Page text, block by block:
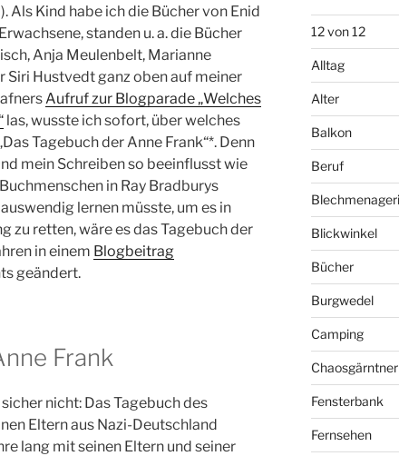
Als Kind habe ich die Bücher von Enid
standen u. a. die Bücher
Anja Meulenbelt, Marianne
Siri Hustvedt ganz oben auf meiner
Aufruf zur Blogparade „Welches
las, wusste ich sofort, über welches
Tagebuch der Anne Frank“*. Denn
mein Schreiben so beeinflusst wie
in Ray Bradburys
lernen müsste, um es in
zu retten, wäre es das Tagebuch der
in einem Blogbeitrag
geändert.
Frank
nicht: Das Tagebuch des
Eltern aus Nazi-Deutschland
lang mit seinen Eltern und seiner
12 von 12
Alltag
Alter
Balkon
Beruf
Blickwinkel
Bücher
Burgwedel
Camping
Fensterbank
Fernsehen